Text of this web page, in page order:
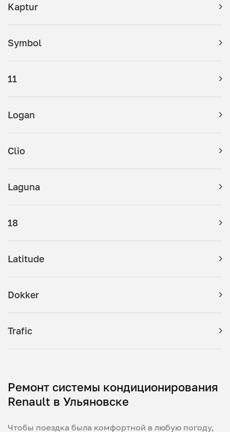
Kaptur
Symbol
11
Logan
Clio
Laguna
18
Latitude
Dokker
Trafic
Ремонт системы кондиционирования
Renault в Ульяновске
Чтобы поездка была комфортной в любую погоду,